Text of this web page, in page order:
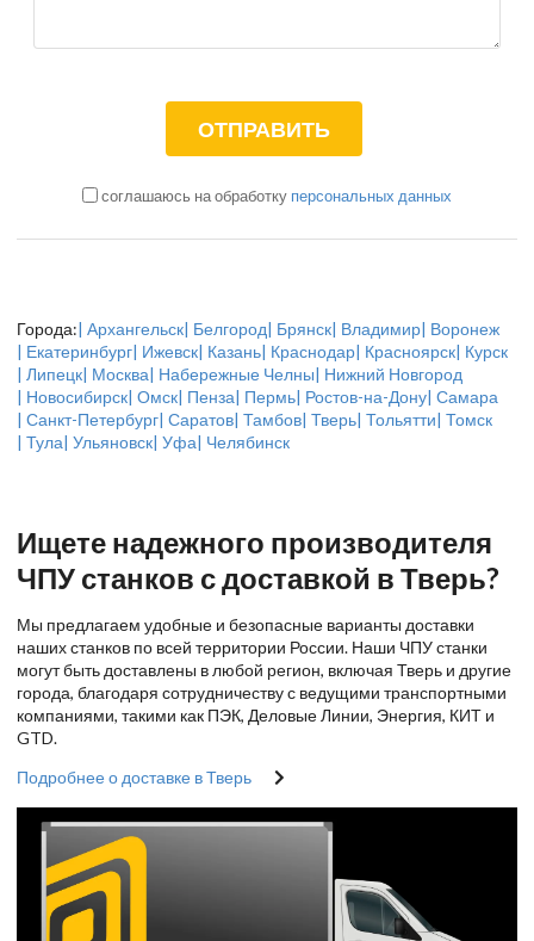
соглашаюсь на обработку персональных данных
Города:| Архангельск| Белгород| Брянск| Владимир| Воронеж
| Екатеринбург| Ижевск| Казань| Краснодар| Красноярск| Курск
| Липецк| Москва| Набережные Челны| Нижний Новгород
| Новосибирск| Омск| Пенза| Пермь| Ростов-на-Дону| Самара
| Санкт-Петербург| Саратов| Тамбов| Тверь| Тольятти| Томск
| Тула| Ульяновск| Уфа| Челябинск
Ищете надежного производителя
ЧПУ станков с доставкой в Тверь?
Мы предлагаем удобные и безопасные варианты доставки
наших станков по всей территории России. Наши ЧПУ станки
могут быть доставлены в любой регион, включая Тверь и другие
города, благодаря сотрудничеству с ведущими транспортными
компаниями, такими как ПЭК, Деловые Линии, Энергия, КИТ и
GTD.
Подробнее о доставке в Тверь